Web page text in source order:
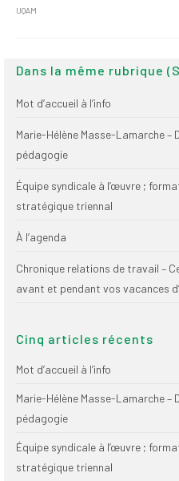
UQAM
Dans la même rubrique
Mot d’accueil à l’info
Marie-Hélène Masse-Lamarche –
pédagogie
Équipe syndicale à l’œuvre ;
stratégique triennal
À l’agenda
Chronique relations de travail –
avant et pendant vos vacances
Cinq articles récents
Mot d’accueil à l’info
Marie-Hélène Masse-Lamarche –
pédagogie
Équipe syndicale à l’œuvre ;
stratégique triennal